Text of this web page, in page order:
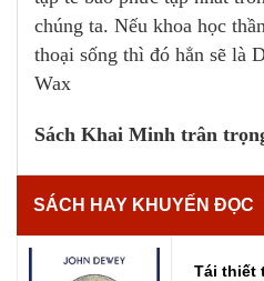
chúng ta. Nếu khoa học
thoại sống thì đó hẳn sẽ là
Wax
Sách Khai Minh trân
SÁCH HAY KHUYẾN ĐỌC
Tái thiết